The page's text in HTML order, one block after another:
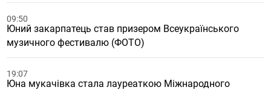
09:50
Юний закарпатець став призером Всеукраїнського
музичного фестивалю (ФОТО)
19:07
Юна мукачівка стала лауреаткою Міжнародного